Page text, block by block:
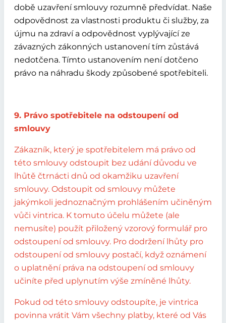
době uzavření smlouvy rozumně předvídat. Naše
odpovědnost za vlastnosti produktu či služby, za
újmu na zdraví a odpovědnost vyplývající ze
závazných zákonných ustanovení tím zůstává
nedotčena. Tímto ustanovením není dotčeno
právo na náhradu škody způsobené spotřebiteli.
9. Právo spotřebitele na odstoupení od
smlouvy
Zákazník, který je spotřebitelem má právo od
této smlouvy odstoupit bez udání důvodu ve
lhůtě čtrnácti dnů od okamžiku uzavření
smlouvy. Odstoupit od smlouvy můžete
jakýmkoli jednoznačným prohlášením učiněným
vůči vintrica. K tomuto účelu můžete (ale
nemusíte) použít přiložený vzorový formulář pro
odstoupení od smlouvy. Pro dodržení lhůty pro
odstoupení od smlouvy postačí, když oznámení
o uplatnění práva na odstoupení od smlouvy
učiníte před uplynutím výše zmíněné lhůty.
Pokud od této smlouvy odstoupíte, je vintrica
povinna vrátit Vám všechny platby, které od Vás